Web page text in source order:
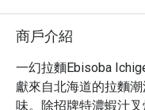
商戶介紹
一幻拉麵Ebisoba
獻來自北海道的拉麵
味。除招牌特濃蝦汁